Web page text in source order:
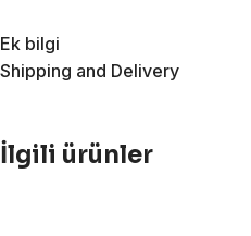
Ek bilgi
Shipping and Delivery
İlgili ürünler